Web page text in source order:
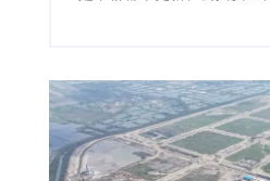
思維，成功打造兼具停車、
計的公共工程，今年更於「
獎」一舉榮獲3項金質獎、1
嘉義市推動高品質公共建設